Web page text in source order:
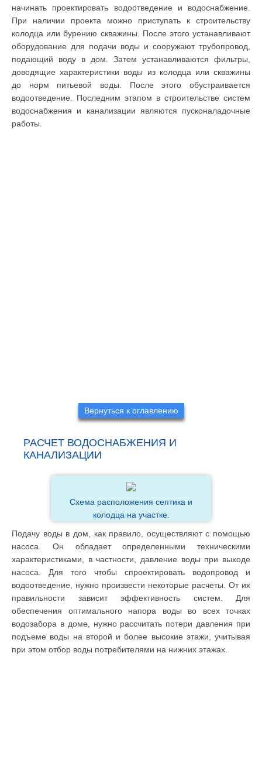
начинать проектировать водоотведение и водоснабжение.
При наличии проекта можно приступать к строительству
колодца или бурению скважины. После этого устанавливают
оборудование для подачи воды и сооружают трубопровод,
подающий воду в дом. Затем устанавливаются фильтры,
доводящие характеристики воды из колодца или скважины
до норм питьевой воды. После этого обустраивается
водоотведение. Последним этапом в строительстве систем
водоснабжения и канализации являются пусконаладочные
работы.
Вернуться к оглавлению
РАСЧЕТ ВОДОСНАБЖЕНИЯ И
КАНАЛИЗАЦИИ
Схема расположения септика и
колодца на участке.
Подачу воды в дом, как правило, осуществляют с помощью
насоса. Он обладает определенными техническими
характеристиками, в частности, давление воды при выходе
насоса. Для того чтобы спроектировать водопровод и
водоотведение, нужно произвести некоторые расчеты. От их
правильности зависит эффективность систем. Для
обеспечения оптимального напора воды во всех точках
водозабора в доме, нужно рассчитать потери давления при
подъеме воды на второй и более высокие этажи, учитывая
при этом отбор воды потребителями на нижних этажах.